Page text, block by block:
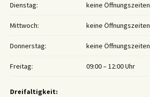
Dienstag: keine Öffnungszeiten
Mittwoch: keine Öffnungszeiten
Donnerstag: keine Öffnungszeiten
Freitag: 09:00 – 12:00 Uhr
Dreifaltigkeit: